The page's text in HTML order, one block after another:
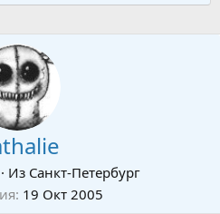
· Из Санкт-Петербург
19 Окт 2005